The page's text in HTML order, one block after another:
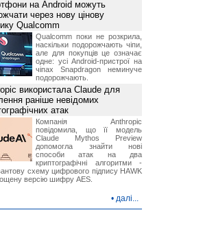
на Android можуть
через нову цінову
Qualcomm
Qualcomm поки не розкрила,
наскільки подорожчають чіпи,
але для покупців це означає
одне: усі Android-пристрої на
чіпах Snapdragon неминуче
подорожчають.
використала Claude для
раніше невідомих
атак
Компанія Anthropic
повідомила, що її модель
Claude Mythos Preview
допомогла знайти нові
способи атак на два
криптографічні алгоритми -
схему цифрового підпису HAWK
версію шифру AES.
• далі...